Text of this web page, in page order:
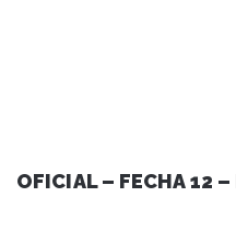
OFICIAL – FECHA 12